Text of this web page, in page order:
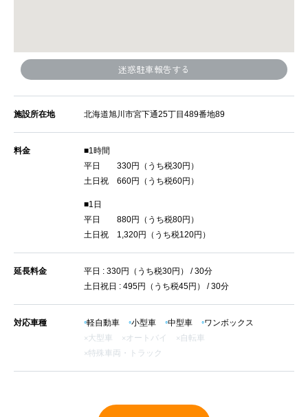
迷惑駐車報告する
施設所在地 北海道旭川市宮下通25丁目489番地89
料金
■1時間
平日 330円（うち税30円）
土日祝 660円（うち税60円）
■1日
平日 880円（うち税80円）
土日祝 1,320円（うち税120円）
延長料金
平日 : 330円（うち税30円） / 30分
土日祝日 : 495円（うち税45円） / 30分
対応車種 軽自動車 小型車 中型車
ワンボックス
大型車
オートバイ
自転車
特殊車両・トラック